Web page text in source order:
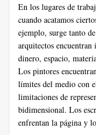
En los lugares de
cuando acatamos
ejemplo, surge tanto
arquitectos
dinero, espacio,
Los pintores
límites del medio con
limitaciones de
bidimensional. Los
enfrentan la página y